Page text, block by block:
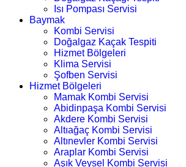
Isı Pompası Servisi
Baymak
Kombi Servisi
Doğalgaz Kaçak Tespiti
Hizmet Bölgeleri
Klima Servisi
Şofben Servisi
Hizmet Bölgeleri
Mamak Kombi Servisi
Abidinpaşa Kombi Servisi
Akdere Kombi Servisi
Altıağaç Kombi Servisi
Altınevler Kombi Servisi
Araplar Kombi Servisi
Aşık Veysel Kombi Servisi